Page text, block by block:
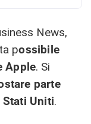
News,
possibile
Apple. Si
parte
Stati Uniti.